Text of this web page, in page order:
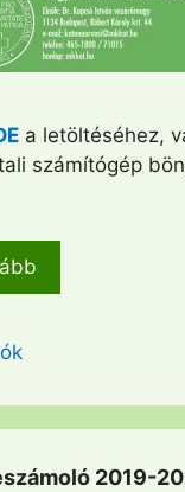
a letöltéséhez,
számítógép
2019-